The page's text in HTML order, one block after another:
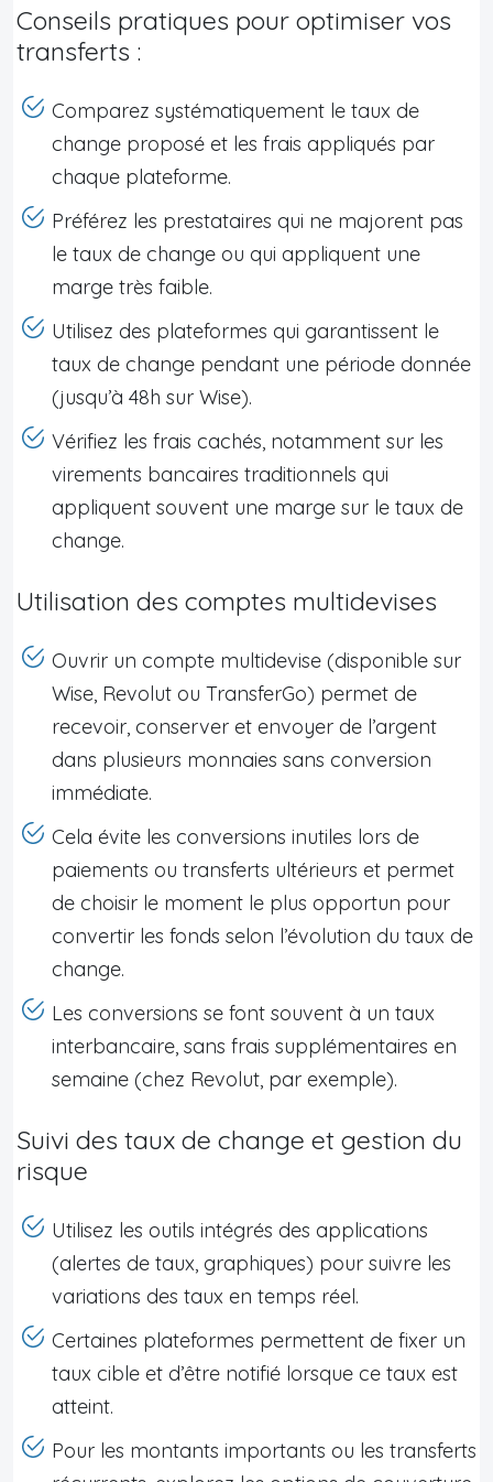
Conseils pratiques pour optimiser vos
transferts :
Comparez systématiquement le taux de
change proposé et les frais appliqués par
chaque plateforme.
Préférez les prestataires qui ne majorent pas
le taux de change ou qui appliquent une
marge très faible.
Utilisez des plateformes qui garantissent le
taux de change pendant une période donnée
(jusqu’à 48h sur Wise).
Vérifiez les frais cachés, notamment sur les
virements bancaires traditionnels qui
appliquent souvent une marge sur le taux de
change.
Utilisation des comptes multidevises
Ouvrir un compte multidevise (disponible sur
Wise, Revolut ou TransferGo) permet de
recevoir, conserver et envoyer de l’argent
dans plusieurs monnaies sans conversion
immédiate.
Cela évite les conversions inutiles lors de
paiements ou transferts ultérieurs et permet
de choisir le moment le plus opportun pour
convertir les fonds selon l’évolution du taux de
change.
Les conversions se font souvent à un taux
interbancaire, sans frais supplémentaires en
semaine (chez Revolut, par exemple).
Suivi des taux de change et gestion du
risque
Utilisez les outils intégrés des applications
(alertes de taux, graphiques) pour suivre les
variations des taux en temps réel.
Certaines plateformes permettent de fixer un
taux cible et d’être notifié lorsque ce taux est
atteint.
Pour les montants importants ou les transferts